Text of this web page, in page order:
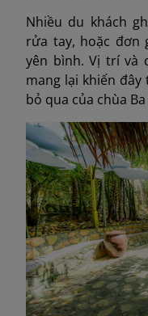
Nhiều du khách
rửa tay, hoặc đơn
yên bình. Vị trí và
mang lại khiến
bỏ qua của chùa Ba